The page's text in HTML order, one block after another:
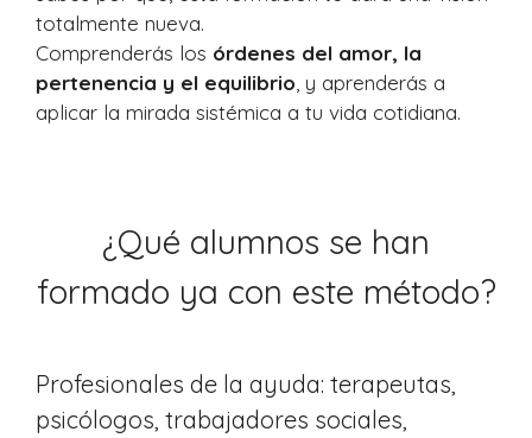
totalmente nueva.
Comprenderás los órdenes del amor, la
pertenencia y el equilibrio, y aprenderás a
aplicar la mirada sistémica a tu vida cotidiana.
¿Qué alumnos se han
formado ya con este método?
Profesionales de la ayuda: terapeutas,
psicólogos, trabajadores sociales,